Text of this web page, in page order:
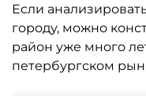
Если
городу, можно
район уже много
петербургском